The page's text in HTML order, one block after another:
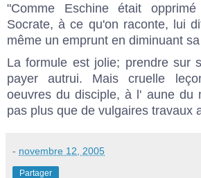
"Comme Eschine était
Socrate, à ce qu'on raconte, lui
même un emprunt en diminuant
La formule est jolie; prendre sur
payer autrui. Mais cruelle
oeuvres du disciple, à l' aune du
pas plus que de vulgaires travaux
- novembre 12, 2005
Partager